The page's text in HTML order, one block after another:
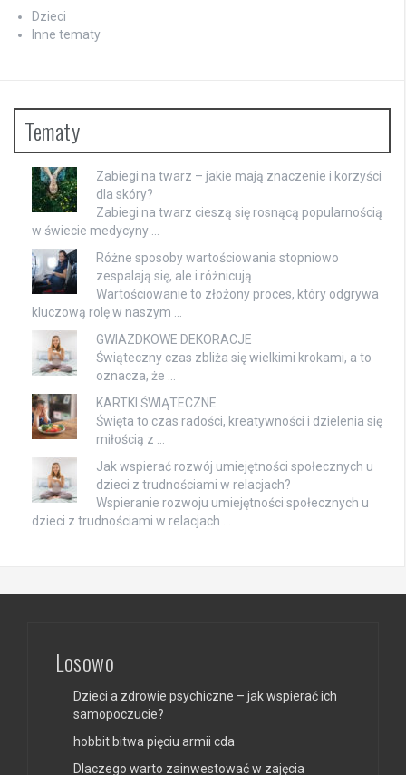
Dzieci
Inne tematy
Tematy
Zabiegi na twarz – jakie mają znaczenie i korzyści
dla skóry?
Zabiegi na twarz cieszą się rosnącą popularnością
w świecie medycyny …
Różne sposoby wartościowania stopniowo
zespalają się, ale i różnicują
Wartościowanie to złożony proces, który odgrywa
kluczową rolę w naszym …
GWIAZDKOWE DEKORACJE
Świąteczny czas zbliża się wielkimi krokami, a to
oznacza, że …
KARTKI ŚWIĄTECZNE
Święta to czas radości, kreatywności i dzielenia się
miłością z …
Jak wspierać rozwój umiejętności społecznych u
dzieci z trudnościami w relacjach?
Wspieranie rozwoju umiejętności społecznych u
dzieci z trudnościami w relacjach …
Losowo
Dzieci a zdrowie psychiczne – jak wspierać ich
samopoczucie?
hobbit bitwa pięciu armii cda
Dlaczego warto zainwestować w zajęcia